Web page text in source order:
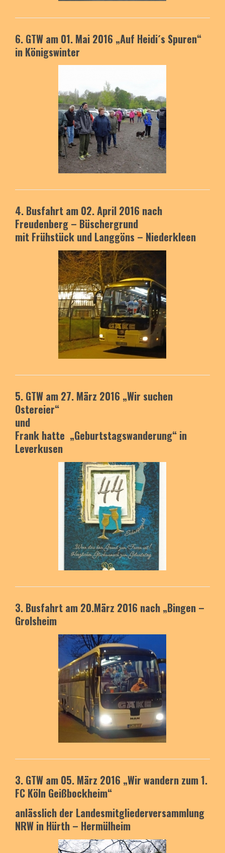
6. GTW am 01. Mai 2016 „Auf Heidi´s Spuren“
in Königswinter
4. Busfahrt am 02. April 2016 nach
Freudenberg – Büschergrund
mit Frühstück und Langgöns – Niederkleen
5. GTW am 27. März 2016 „Wir suchen
Ostereier“
und
Frank hatte „Geburtstagswanderung“ in
Leverkusen
3. Busfahrt am 20.März 2016 nach „Bingen –
Grolsheim
3. GTW am 05. März 2016 „Wir wandern zum 1.
FC Köln Geißbockheim“
anlässlich der Landesmitgliederversammlung
NRW in Hürth – Hermülheim